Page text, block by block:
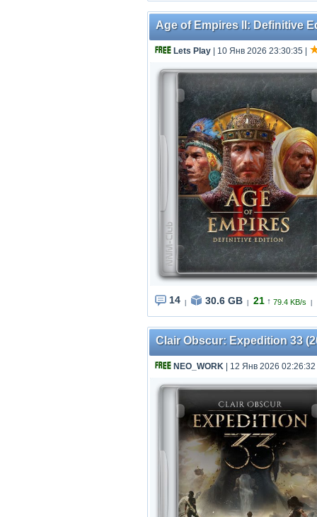
Age of Empires II: Definitive
Lets Play | 10 Янв 2026 23:30:35
14 30.6 GB 21 ↑ 79.4 KB/s
Clair Obscur: Expedition 33
NEO_WORK | 12 Янв 2026 02:26:32